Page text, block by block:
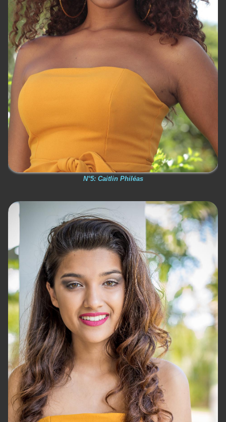
N°5: Caitlin Philéas